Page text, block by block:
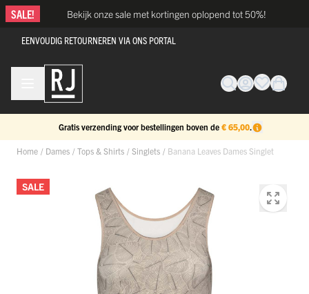
Ga naar de inhoud
SALE! Bekijk onze sale met kortingen oplopend tot 50%!
EENVOUDIG RETOURNEREN VIA ONS PORTAL
Gratis verzending voor bestellingen boven de € 65,00.
Home / Dames / Tops & Shirts / Singlets / Banana Leaves Dames Singlet
SALE